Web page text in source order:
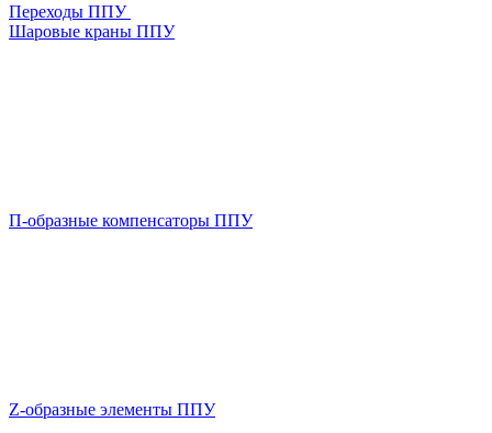
Переходы ППУ
Шаровые краны ППУ
П-образные компенсаторы ППУ
Z-образные элементы ППУ